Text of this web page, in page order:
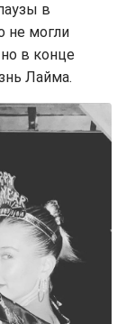
в
не могли
в конце
Лайма.